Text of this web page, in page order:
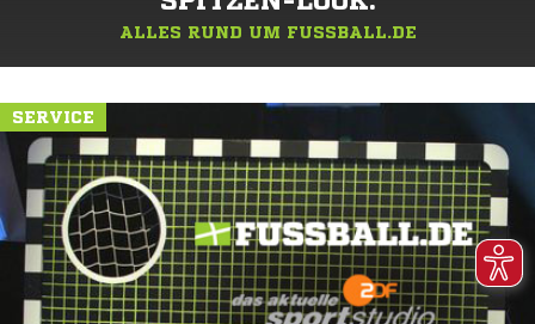
ALLES RUND UM FUSSBALL.DE
SERVICE